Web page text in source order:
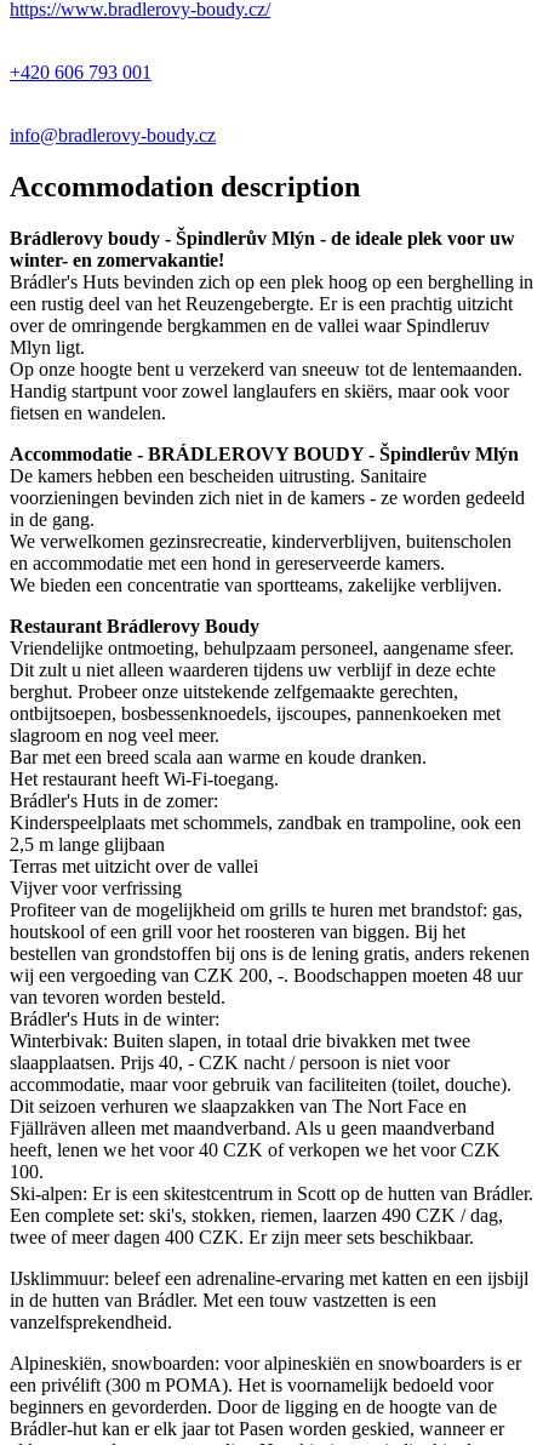
https://www.bradlerovy-boudy.cz/
+420 606 793 001
info@bradlerovy-boudy.cz
Accommodation description
Brádlerovy boudy - Špindlerův Mlýn - de ideale plek voor uw
winter- en zomervakantie!
Brádler's Huts bevinden zich op een plek hoog op een berghelling in
een rustig deel van het Reuzengebergte. Er is een prachtig uitzicht
over de omringende bergkammen en de vallei waar Spindleruv
Mlyn ligt.
Op onze hoogte bent u verzekerd van sneeuw tot de lentemaanden.
Handig startpunt voor zowel langlaufers en skiërs, maar ook voor
fietsen en wandelen.
Accommodatie - BRÁDLEROVY BOUDY - Špindlerův Mlýn
De kamers hebben een bescheiden uitrusting. Sanitaire
voorzieningen bevinden zich niet in de kamers - ze worden gedeeld
in de gang.
We verwelkomen gezinsrecreatie, kinderverblijven, buitenscholen
en accommodatie met een hond in gereserveerde kamers.
We bieden een concentratie van sportteams, zakelijke verblijven.
Restaurant Brádlerovy Boudy
Vriendelijke ontmoeting, behulpzaam personeel, aangename sfeer.
Dit zult u niet alleen waarderen tijdens uw verblijf in deze echte
berghut. Probeer onze uitstekende zelfgemaakte gerechten,
ontbijtsoepen, bosbessenknoedels, ijscoupes, pannenkoeken met
slagroom en nog veel meer.
Bar met een breed scala aan warme en koude dranken.
Het restaurant heeft Wi-Fi-toegang.
Brádler's Huts in de zomer:
Kinderspeelplaats met schommels, zandbak en trampoline, ook een
2,5 m lange glijbaan
Terras met uitzicht over de vallei
Vijver voor verfrissing
Profiteer van de mogelijkheid om grills te huren met brandstof: gas,
houtskool of een grill voor het roosteren van biggen. Bij het
bestellen van grondstoffen bij ons is de lening gratis, anders rekenen
wij een vergoeding van CZK 200, -. Boodschappen moeten 48 uur
van tevoren worden besteld.
Brádler's Huts in de winter:
Winterbivak: Buiten slapen, in totaal drie bivakken met twee
slaapplaatsen. Prijs 40, - CZK nacht / persoon is niet voor
accommodatie, maar voor gebruik van faciliteiten (toilet, douche).
Dit seizoen verhuren we slaapzakken van The Nort Face en
Fjällräven alleen met maandverband. Als u geen maandverband
heeft, lenen we het voor 40 CZK of verkopen we het voor CZK
100.
Ski-alpen: Er is een skitestcentrum in Scott op de hutten van Brádler.
Een complete set: ski's, stokken, riemen, laarzen 490 CZK / dag,
twee of meer dagen 400 CZK. Er zijn meer sets beschikbaar.
IJsklimmuur: beleef een adrenaline-ervaring met katten en een ijsbijl
in de hutten van Brádler. Met een touw vastzetten is een
vanzelfsprekendheid.
Alpineskiën, snowboarden: voor alpineskiën en snowboarders is er
een privélift (300 m POMA). Het is voornamelijk bedoeld voor
beginners en gevorderden. Door de ligging en de hoogte van de
Brádler-hut kan er elk jaar tot Pasen worden geskied, wanneer er